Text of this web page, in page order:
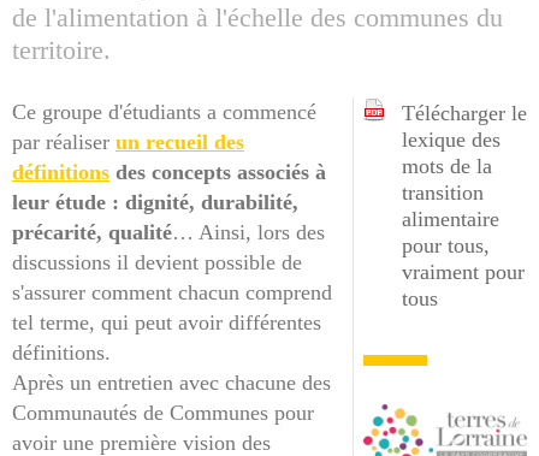
de l'alimentation à l'échelle des communes du
territoire.
Ce groupe d'étudiants a commencé
par réaliser un recueil des
définitions des concepts associés à
leur étude : dignité, durabilité,
précarité, qualité… Ainsi, lors des
discussions il devient possible de
s'assurer comment chacun comprend
tel terme, qui peut avoir différentes
définitions.
Après un entretien avec chacune des
Communautés de Communes pour
avoir une première vision des
Télécharger le
lexique des
mots de la
transition
alimentaire
pour tous,
vraiment pour
tous